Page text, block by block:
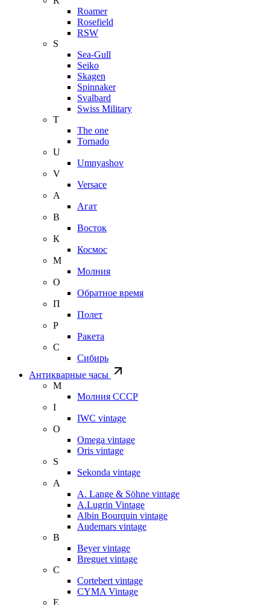
Roamer
Rosefield
RSW
S
Sea-Gull
Seiko
Skagen
Spinnaker
Svalbard
Swiss Military
T
The one
Tornado
U
Umnyashov
V
Versace
А
Агат
В
Восток
К
Космос
М
Молния
О
Обратное время
П
Полет
Р
Ракета
С
Сибирь
Антикварные часы
М
Молния СССР
I
IWC vintage
O
Omega vintage
Oris vintage
S
Sekonda vintage
A
A. Lange & Söhne vintage
A.Lugrin Vintage
Albin Bourquin vintage
Audemars vintage
B
Beyer vintage
Breguet vintage
C
Cortebert vintage
CYMA Vintage
E